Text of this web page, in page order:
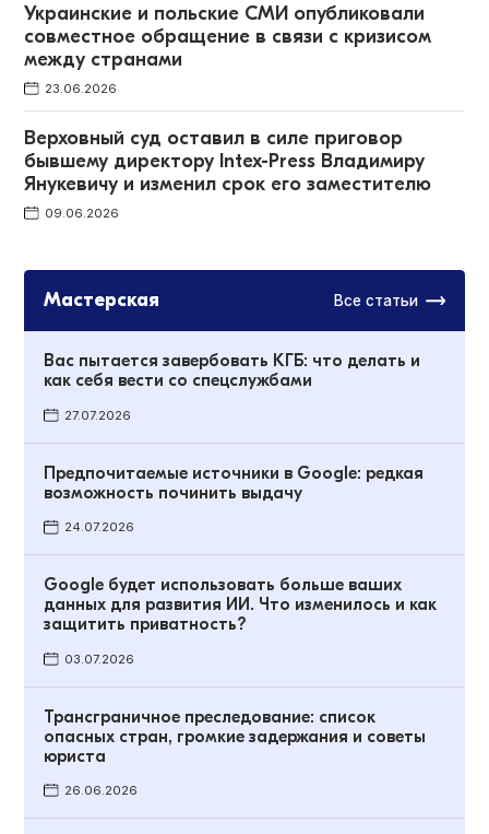
Украинские и польские СМИ опубликовали
совместное обращение в связи с кризисом
между странами
23.06.2026
Верховный суд оставил в силе приговор
бывшему директору Intex-Press Владимиру
Янукевичу и изменил срок его заместителю
09.06.2026
Мастерская Все статьи
Вас пытается завербовать КГБ: что делать и
как себя вести со спецслужбами
27.07.2026
Предпочитаемые источники в Google: редкая
возможность починить выдачу
24.07.2026
Google будет использовать больше ваших
данных для развития ИИ. Что изменилось и как
защитить приватность?
03.07.2026
Трансграничное преследование: список
опасных стран, громкие задержания и советы
юриста
26.06.2026